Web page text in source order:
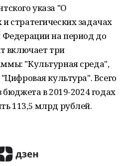
указа "О
стратегических задачах
Федерации на период до
включает три
"Культурная среда",
культура". Всего
бюджета в 2019-2024 годах
113,5 млрд рублей.